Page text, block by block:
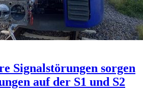
Signalstörungen sorgen
auf der S1 und S2